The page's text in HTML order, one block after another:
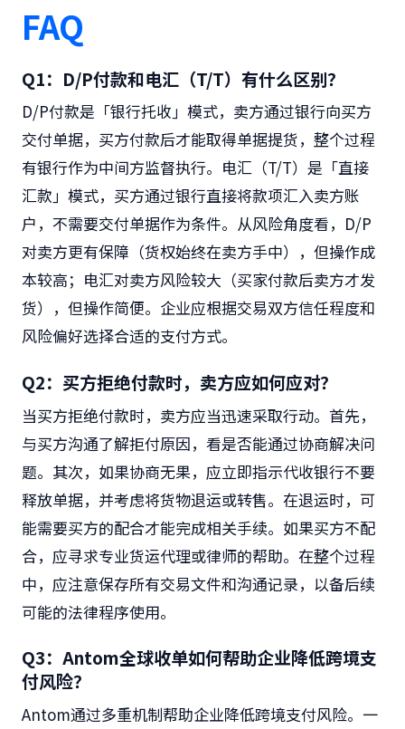
FAQ
Q1：D/P付款和电汇（T/T）有什么区别？
D/P付款是「银行托收」模式，卖方通过银行向买方
交付单据，买方付款后才能取得单据提货，整个过程
有银行作为中间方监督执行。电汇（T/T）是「直接
汇款」模式，买方通过银行直接将款项汇入卖方账
户，不需要交付单据作为条件。从风险角度看，D/P
对卖方更有保障（货权始终在卖方手中），但操作成
本较高；电汇对卖方风险较大（买家付款后卖方才发
货），但操作简便。企业应根据交易双方信任程度和
风险偏好选择合适的支付方式。
Q2：买方拒绝付款时，卖方应如何应对？
当买方拒绝付款时，卖方应当迅速采取行动。首先，
与买方沟通了解拒付原因，看是否能通过协商解决问
题。其次，如果协商无果，应立即指示代收银行不要
释放单据，并考虑将货物退运或转售。在退运时，可
能需要买方的配合才能完成相关手续。如果买方不配
合，应寻求专业货运代理或律师的帮助。在整个过程
中，应注意保存所有交易文件和沟通记录，以备后续
可能的法律程序使用。
Q3：Antom全球收单如何帮助企业降低跨境支
付风险？
Antom通过多重机制帮助企业降低跨境支付风险。一